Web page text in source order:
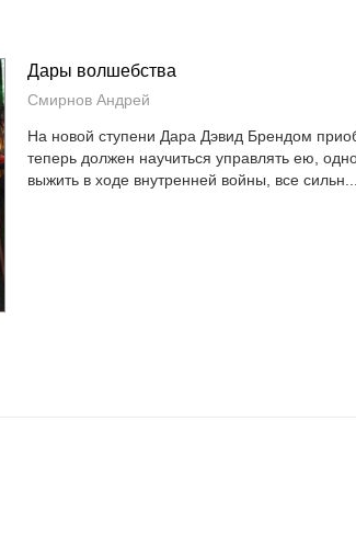
Дары волшебства
Смирнов Андрей
На новой ступени Дара Дэвид Брендом
теперь должен научиться управлять ею,
выжить в ходе внутренней войны, все сильн...